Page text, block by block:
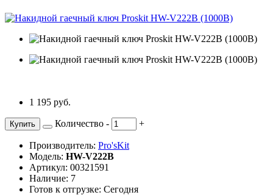
1 195 руб.
Купить Количество - +
Производитель: Pro'sKit
Модель: HW-V222B
Артикул: 00321591
Наличие: 7
Готов к отгрузке: Сегодня